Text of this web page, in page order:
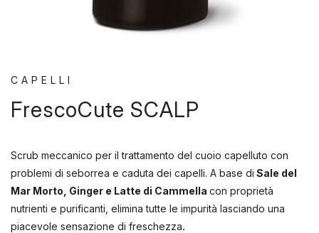
CAPELLI
FrescoCute SCALP
Scrub meccanico per il trattamento del cuoio capelluto con
problemi di seborrea e caduta dei capelli. A base di Sale del
Mar Morto, Ginger e Latte di Cammella con proprietà
nutrienti e purificanti, elimina tutte le impurità lasciando una
piacevole sensazione di freschezza.